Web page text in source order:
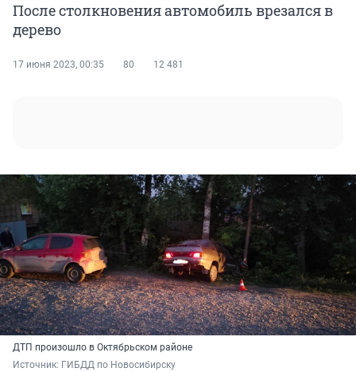
После столкновения автомобиль врезался в
дерево
17 июня 2023, 00:35 80 12 481
ДТП произошло в Октябрьском районе
Источник: ГИБДД по Новосибирску